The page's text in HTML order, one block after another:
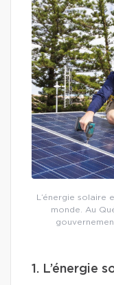
L’énergie solaire
monde. Au
1. L’énergie